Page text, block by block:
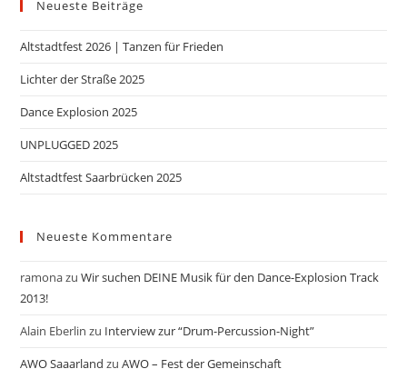
Neueste Beiträge
Altstadtfest 2026 | Tanzen für Frieden
Lichter der Straße 2025
Dance Explosion 2025
UNPLUGGED 2025
Altstadtfest Saarbrücken 2025
Neueste Kommentare
ramonazuWir suchen DEINE Musik für den Dance-Explosion Track
2013!
Alain Eberlin zu Interview zur “Drum-Percussion-Night”
AWO Saaarland zuAWO – Fest der Gemeinschaft